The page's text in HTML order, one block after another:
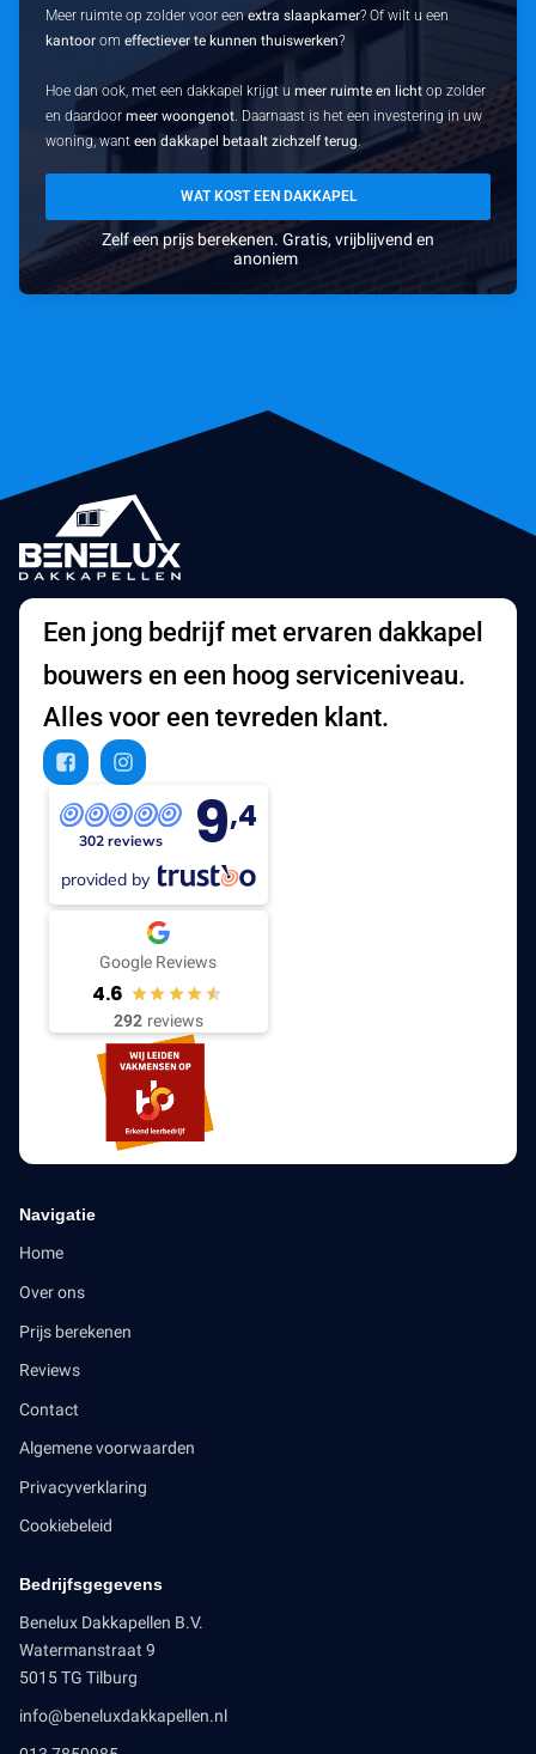
Meer ruimte op zolder voor eenextra slaapkamer? Of wilt u een
kantoor omeffectiever te kunnen thuiswerken?
Hoe dan ook, met een dakkapel krijgt umeer ruimte en licht op zolder
en daardoormeer woongenot. Daarnaast is het een investering in uw
woning, wanteen dakkapel betaalt zichzelf terug.
WAT KOST EEN DAKKAPEL
Zelf een prijs berekenen. Gratis, vrijblijvend en
anoniem
Een jong bedrijf met ervaren dakkapel
bouwers en een hoog serviceniveau.
Alles voor een tevreden klant.
302 reviews 9,4
provided by
Google Reviews
4.6
292 reviews
Navigatie
Home
Over ons
Prijs berekenen
Reviews
Contact
Algemene voorwaarden
Privacyverklaring
Cookiebeleid
Bedrijfsgegevens
Benelux Dakkapellen B.V.
Watermanstraat 9
5015 TG Tilburg
info@beneluxdakkapellen.nl